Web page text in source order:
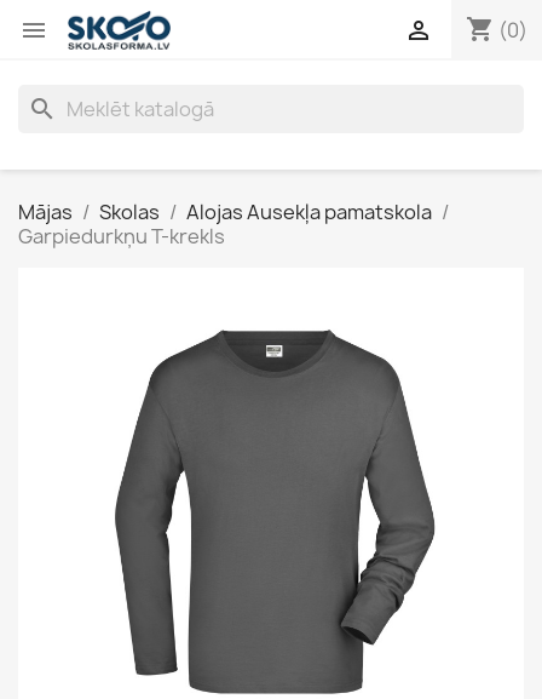
 shopping_cart (0)

search
Mājas Skolas
Alojas Ausekļa pamatskola
Garpiedurkņu T-krekls